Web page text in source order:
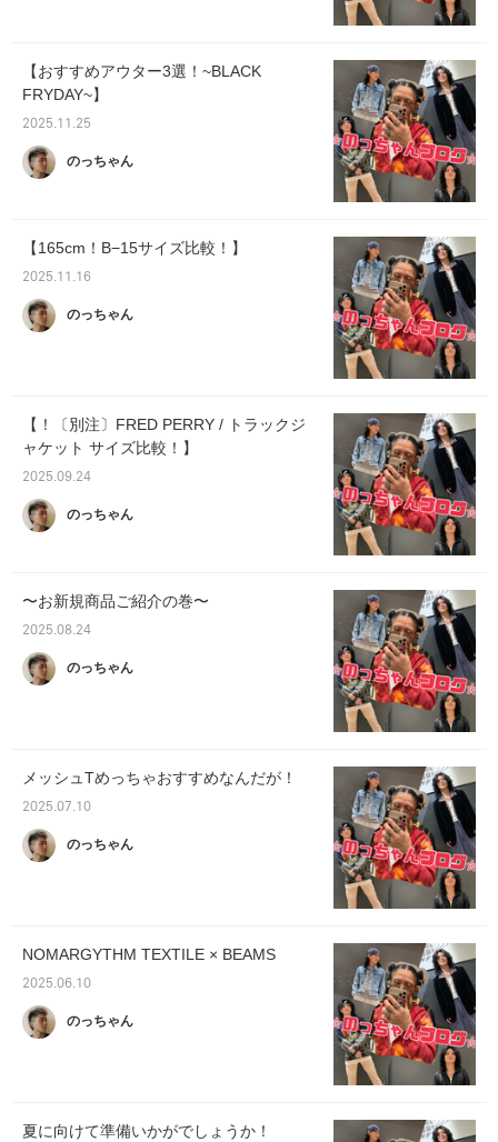
【おすすめアウター3選！~BLACK
FRYDAY~】
2025.11.25
のっちゃん
【165cm！B−15サイズ比較！】
2025.11.16
のっちゃん
【！〔別注〕FRED PERRY / トラックジ
ャケット サイズ比較！】
2025.09.24
のっちゃん
〜お新規商品ご紹介の巻〜
2025.08.24
のっちゃん
メッシュTめっちゃおすすめなんだが！
2025.07.10
のっちゃん
NOMARGYTHM TEXTILE × BEAMS
2025.06.10
のっちゃん
夏に向けて準備いかがでしょうか！